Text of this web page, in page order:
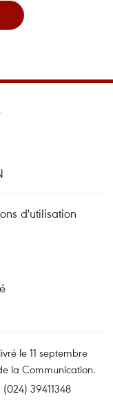
d'utilisation
le 11 septembre
la Communication.
39411348